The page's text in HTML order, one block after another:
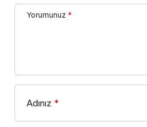
Yorumunuz *
Adınız *